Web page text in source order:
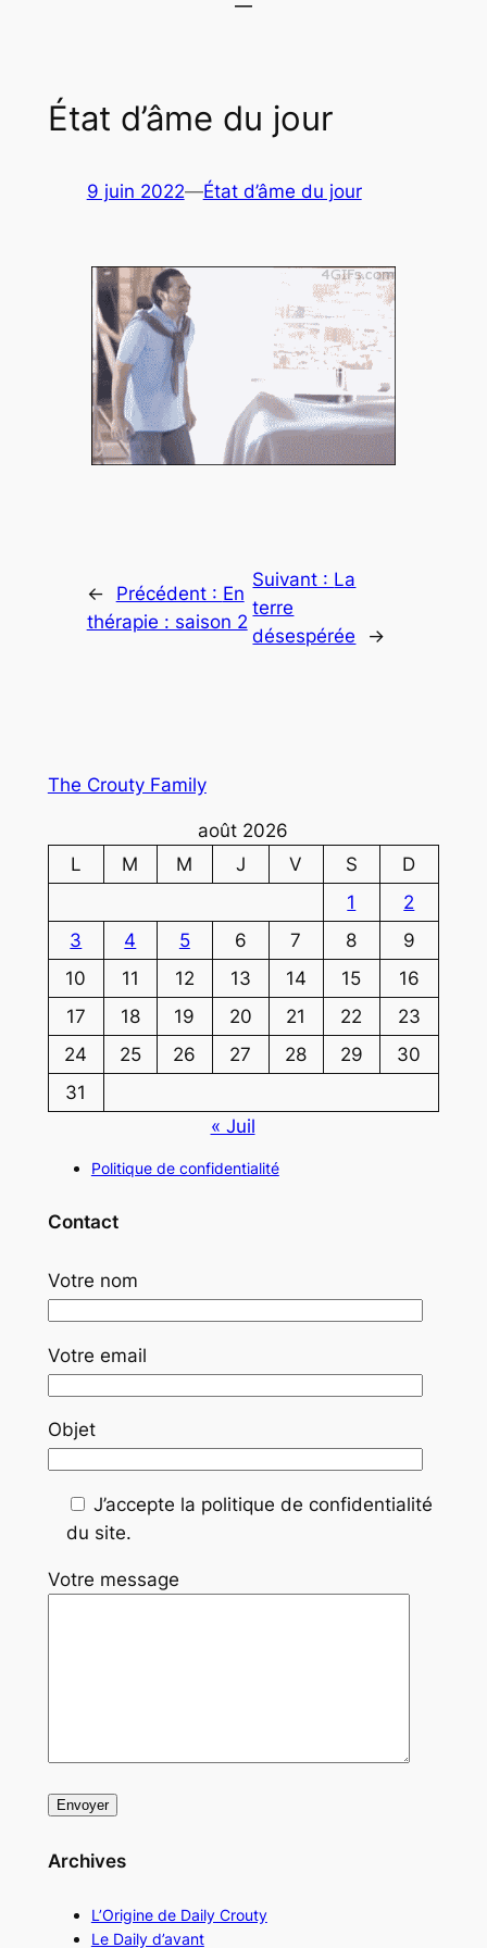
État d’âme du jour
9 juin 2022—État d’âme du jour
← Précédent : En
thérapie : saison 2
Suivant : La
terre
désespérée
→
The Crouty Family
août 2026
L
M M J V S
D
1
2
3
4 5 6 7 8
9
10
11 12 13 14 15
16
17
18 19 20 21 22
23
24
25 26 27 28 29
30
31
« Juil
Politique de confidentialité
Contact
Votre nom
Votre email
Objet
J’accepte la politique de confidentialité
du site.
Votre message
Archives
L’Origine de Daily Crouty
Le Daily d’avant